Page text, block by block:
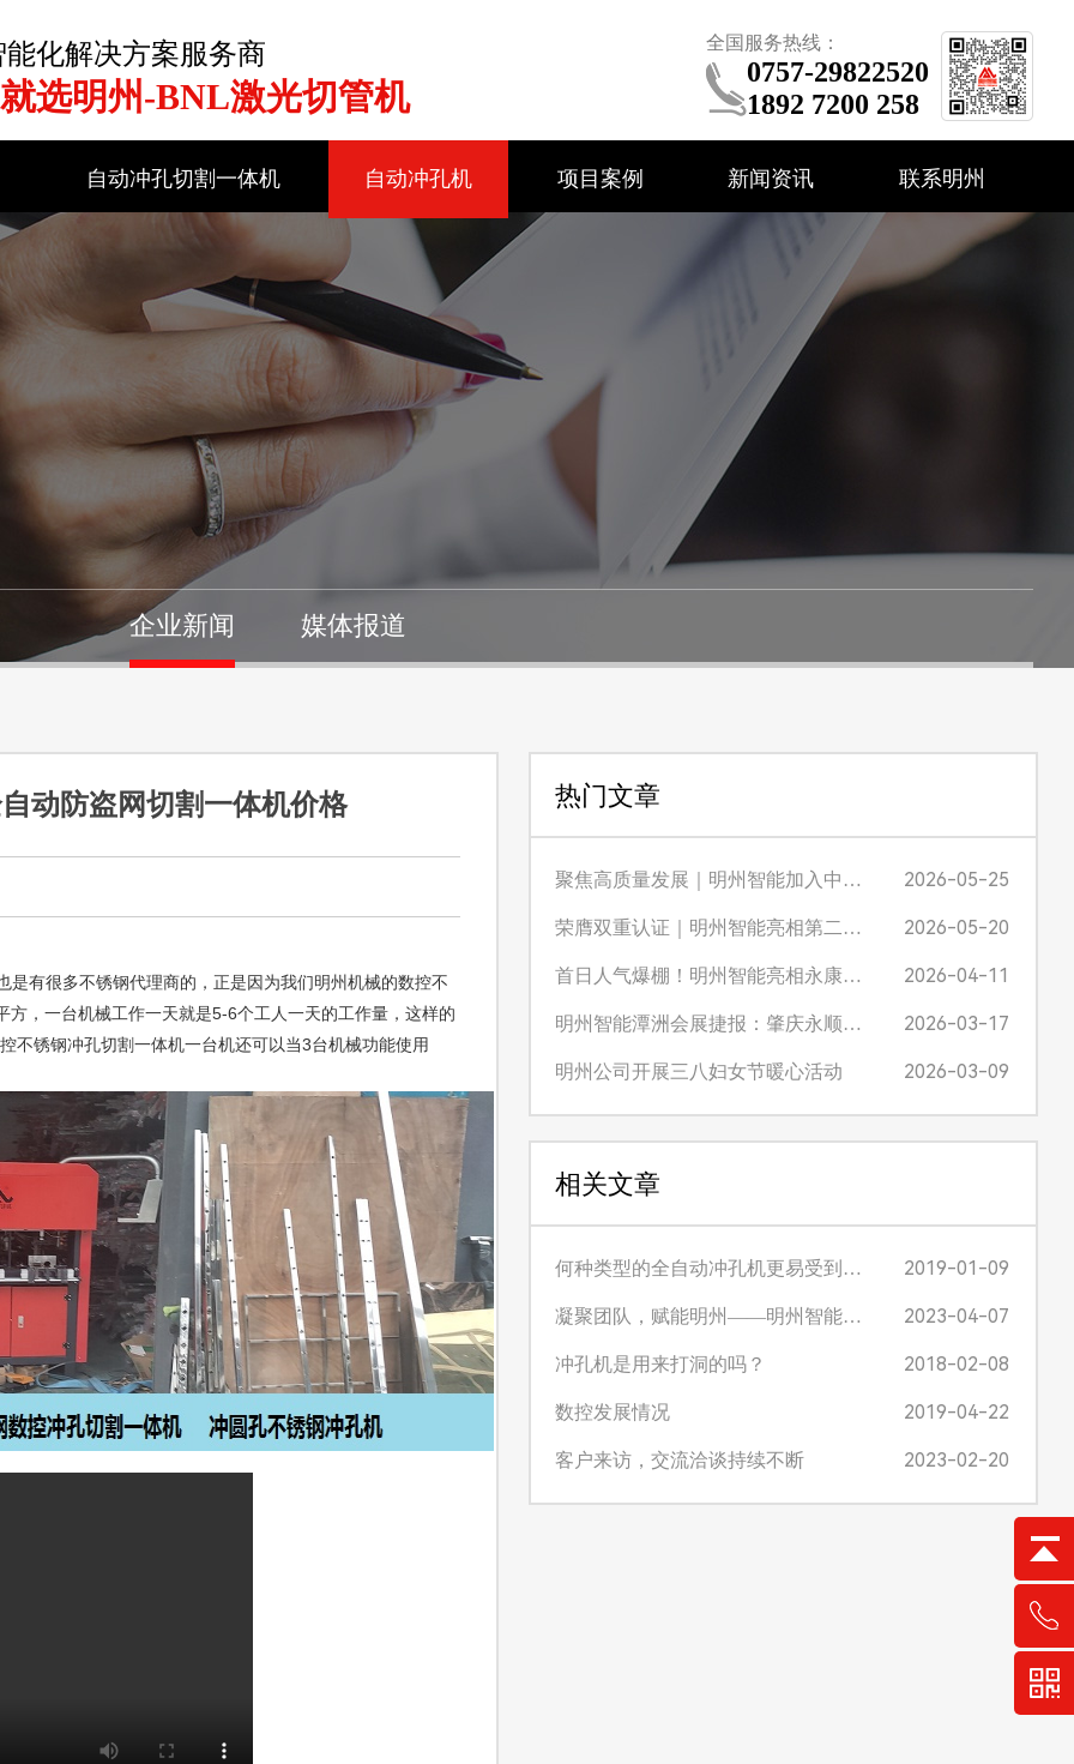
化解决方案服务商
选明州-BNL激光切管机
全国服务热线：
0757-29822520
1892 7200 258
自动冲孔切割一体机 自动冲孔机 项目案例 新闻资讯 联系明州
企业新闻 媒体报道
动防盗网切割一体机价格
有很多不锈钢代理商的，正是因为我们明州机械的数控不
，一台机械工作一天就是5-6个工人一天的工作量，这样的
不锈钢冲孔切割一体机一台机还可以当3台机械功能使用
热门文章
聚焦高质量发展｜明州智能加入中国建筑金属结构协会，X 战警激光切管机赋能防盗窗产业升级 2026-05-25
荣膺双重认证｜明州智能亮相第二届广东不锈钢品牌质量发展大会，入选 “不锈优品 广东质造” 并获评首批推荐官 2026-05-20
首日人气爆棚！明州智能亮相永康机械展，Q系列/M系列切管机凭实力圈粉，诚招区域经销商！ 2026-04-11
明州智能潭洲会展捷报：肇庆永顺通李总现场签约，M12巧工匠激光切管机再获青睐 2026-03-17
明州公司开展三八妇女节暖心活动 2026-03-09
相关文章
何种类型的全自动冲孔机更易受到… 2019-01-09
凝聚团队，赋能明州——明州智能员… 2023-04-07
冲孔机是用来打洞的吗？ 2018-02-08
数控发展情况 2019-04-22
客户来访，交流洽谈持续不断 2023-02-20